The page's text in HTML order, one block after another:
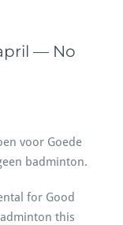
— No
voor Goede
badminton.
for Good
this